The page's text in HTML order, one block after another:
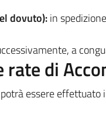
dovuto):in
a
rate di
essere